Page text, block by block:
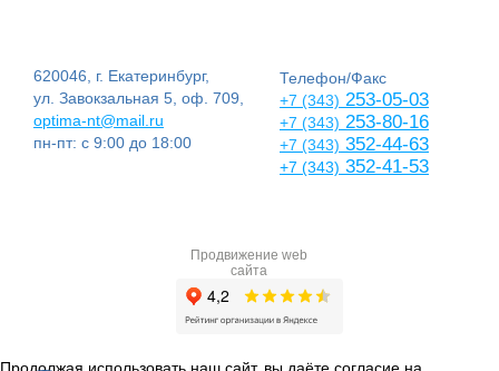
620046, г. Екатеринбург,
ул. Завокзальная 5, оф. 709,
optima-nt@mail.ru
пн-пт: с 9:00 до 18:00
Телефон/Факс
+7 (343) 253-05-03
+7 (343) 253-80-16
+7 (343) 352-44-63
+7 (343) 352-41-53
Продвижение web
сайта